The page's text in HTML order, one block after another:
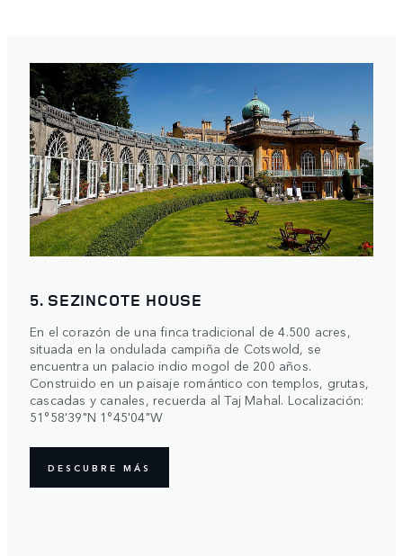
5. SEZINCOTE HOUSE
En el corazón de una finca tradicional de 4.500 acres,
situada en la ondulada campiña de Cotswold, se
encuentra un palacio indio mogol de 200 años.
Construido en un paisaje romántico con templos, grutas,
cascadas y canales, recuerda al Taj Mahal. Localización:
51°58'39"N 1°45'04"W
DESCUBRE MÁS